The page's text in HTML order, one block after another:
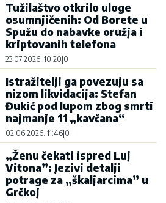
Tužilaštvo otkrilo uloge
osumnjičenih: Od Borete u
Spužu do nabavke oružja i
kriptovanih telefona
23.07.2026. 10:20 0
Istražitelji ga povezuju sa
nizom likvidacija: Stefan
Đukić pod lupom zbog smrti
najmanje 11 „kavčana“
02.06.2026. 11:46 0
„Ženu čekati ispred Luj
Vitona”: Jezivi detalji
potrage za „škaljarcima” u
Grčkoj